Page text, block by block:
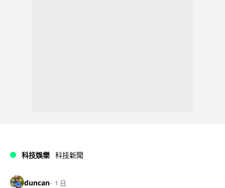
科技娛樂 科技新聞
duncan 1 日